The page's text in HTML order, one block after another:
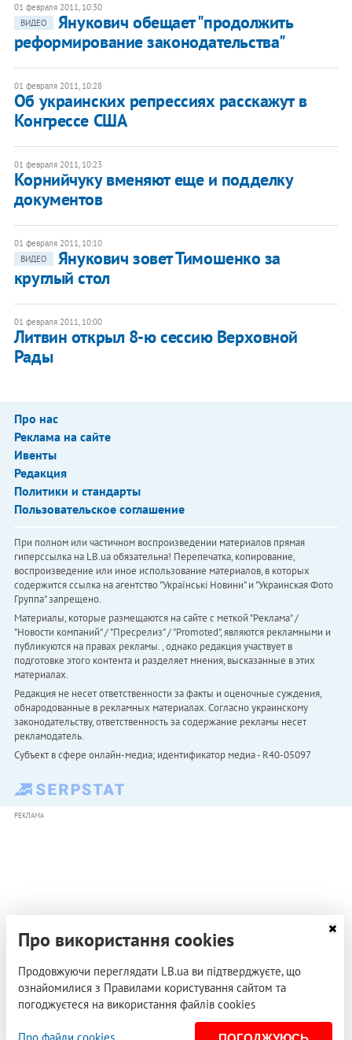
01 февраля 2011, 10:30
ВИДЕО
Янукович обещает "продолжить
реформирование законодательства"
01 февраля 2011, 10:28
Об украинских репрессиях расскажут в
Конгрессе США
01 февраля 2011, 10:23
Корнийчуку вменяют еще и подделку
документов
01 февраля 2011, 10:10
ВИДЕО
Янукович зовет Тимошенко за
круглый стол
01 февраля 2011, 10:00
Литвин открыл 8-ю сессию Верховной
Рады
Про нас
Реклама на сайте
Ивенты
Редакция
Политики и стандарты
Пользовательское соглашение
При полном или частичном воспроизведении материалов прямая
гиперссылка на LB.ua обязательна! Перепечатка, копирование,
воспроизведение или иное использование материалов, в которых
содержится ссылка на агентство "Українськi Новини" и "Украинская Фото
Группа" запрещено.
Материалы, которые размещаются на сайте с меткой "Реклама" /
"Новости компаний" / "Пресрелиз" / "Promoted", являются рекламными и
публикуются на правах рекламы. , однако редакция участвует в
подготовке этого контента и разделяет мнения, высказанные в этих
материалах.
Редакция не несет ответственности за факты и оценочные суждения,
обнародованные в рекламных материалах. Согласно украинскому
законодательству, ответственность за содержание рекламы несет
рекламодатель.
Субъект в сфере онлайн-медиа; идентификатор медиа - R40-05097
РЕКЛАМА
Про використання cookies
Продовжуючи переглядати LB.ua ви підтверджуєте, що
ознайомилися з Правилами користування сайтом та
погоджуєтеся на використання файлів cookies